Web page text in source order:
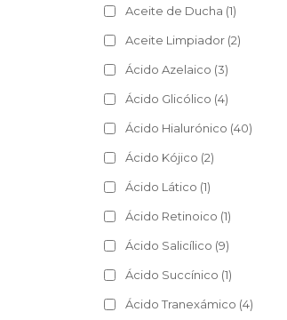
Aceite de Ducha (1)
Aceite Limpiador (2)
Ácido Azelaico (3)
Ácido Glicólico (4)
Ácido Hialurónico (40)
Ácido Kójico (2)
Ácido Lático (1)
Ácido Retinoico (1)
Ácido Salicílico (9)
Ácido Succínico (1)
Ácido Tranexámico (4)